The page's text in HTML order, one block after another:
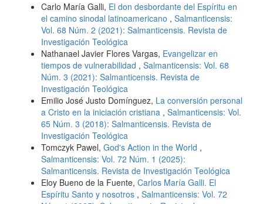
Carlo María Galli, El don desbordante del Espíritu en
el camino sinodal latinoamericano , Salmanticensis:
Vol. 68 Núm. 2 (2021): Salmanticensis. Revista de
Investigación Teológica
Nathanael Javier Flores Vargas, Evangelizar en
tiempos de vulnerabilidad , Salmanticensis: Vol. 68
Núm. 3 (2021): Salmanticensis. Revista de
Investigación Teológica
Emilio José Justo Domínguez, La conversión personal
a Cristo en la iniciación cristiana , Salmanticensis: Vol.
65 Núm. 3 (2018): Salmanticensis. Revista de
Investigación Teológica
Tomczyk Pawel, God's Action in the World ,
Salmanticensis: Vol. 72 Núm. 1 (2025):
Salmanticensis. Revista de Investigación Teológica
Eloy Bueno de la Fuente, Carlos María Galli. El
Espíritu Santo y nosotros , Salmanticensis: Vol. 72